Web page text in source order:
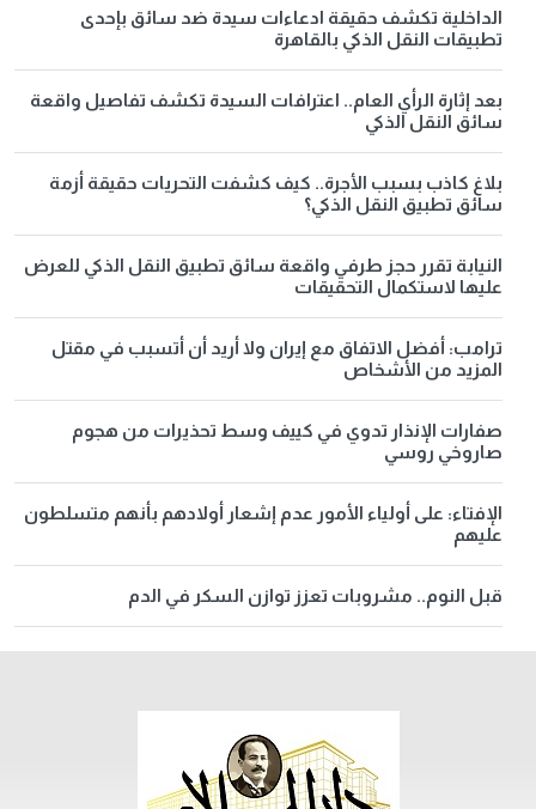
الداخلية تكشف حقيقة ادعاءات سيدة ضد سائق بإحدى
تطبيقات النقل الذكي بالقاهرة
بعد إثارة الرأي العام.. اعترافات السيدة تكشف تفاصيل واقعة
سائق النقل الذكي
بلاغ كاذب بسبب الأجرة.. كيف كشفت التحريات حقيقة أزمة
سائق تطبيق النقل الذكي؟
النيابة تقرر حجز طرفي واقعة سائق تطبيق النقل الذكي للعرض
عليها لاستكمال التحقيقات
ترامب: أفضل الاتفاق مع إيران ولا أريد أن أتسبب في مقتل
المزيد من الأشخاص
صفارات الإنذار تدوي في كييف وسط تحذيرات من هجوم
صاروخي روسي
الإفتاء: على أولياء الأمور عدم إشعار أولادهم بأنهم متسلطون
عليهم
قبل النوم.. مشروبات تعزز توازن السكر في الدم